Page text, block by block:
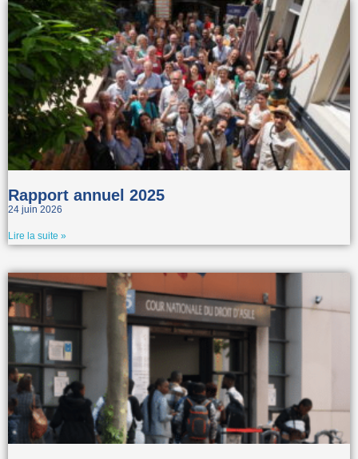
Rapport annuel 2025
24 juin 2026
Lire la suite »